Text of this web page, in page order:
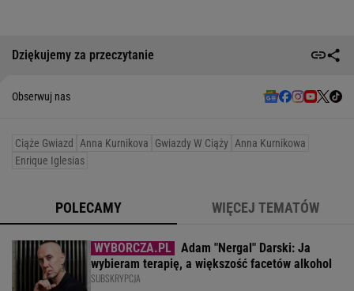
Dziękujemy za przeczytanie
Obserwuj nas
Ciąże Gwiazd Anna Kurnikova Gwiazdy W Ciąży Anna Kurnikowa
Enrique Iglesias
POLECAMY WIĘCEJ TEMATÓW
Adam "Nergal" Darski: Ja
wybieram terapię, a większość facetów alkohol
SUBSKRYPCJA